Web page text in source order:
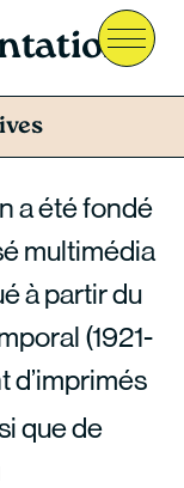
Menu
a été fondé
multimédia
à partir du
(1921-
d’imprimés
que de